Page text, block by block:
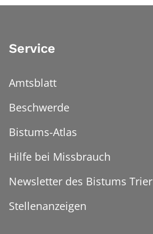
Service
Amtsblatt
Beschwerde
Bistums-Atlas
Hilfe bei Missbrauch
Newsletter des Bistums Trier
Stellenanzeigen